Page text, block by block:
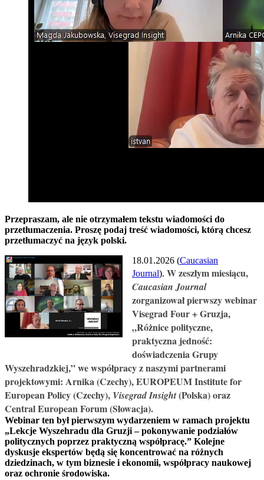
Przepraszam, ale nie otrzymałem tekstu wiadomości do
przetłumaczenia. Proszę podaj treść wiadomości, którą chcesz
przetłumaczyć na język polski.
18.01.2026 (Caucasian
Journal). W zeszłym miesiącu,
Caucasian Journal
zorganizował pierwszy webinar
Visegrad Four + Gruzja,
„Różnice polityczne,
praktyczna jedność:
doświadczenia Grupy
Wyszehradzkiej,” we współpracy z naszymi partnerami
projektowymi: Arnika (Czechy), EUROPEUM Institute for
European Policy (Czechy), Visegrad Insight(Polska) oraz
Central European Forum (Słowacja).
Webinar ten był pierwszym wydarzeniem w ramach projektu
„Lekcje Wyszehradu dla Gruzji – pokonywanie podziałów
politycznych poprzez praktyczną współpracę.” Kolejne
dyskusje ekspertów będą się koncentrować na różnych
dziedzinach, w tym biznesie i ekonomii, współpracy naukowej
oraz ochronie środowiska.